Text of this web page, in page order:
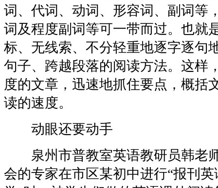
词、代词、动词、形容词、副词等
词及程度副词等可一带而过。也就
标、无线索、不分轻重地逐字逐句
句子、跨越段落的阅读方法。这样
度的文章，迅速地抓住要点，概括
读的速度。
动眼还要动手
泉州市普教室英语教研员韩老
会的专家在市区某初中进行“报刊英